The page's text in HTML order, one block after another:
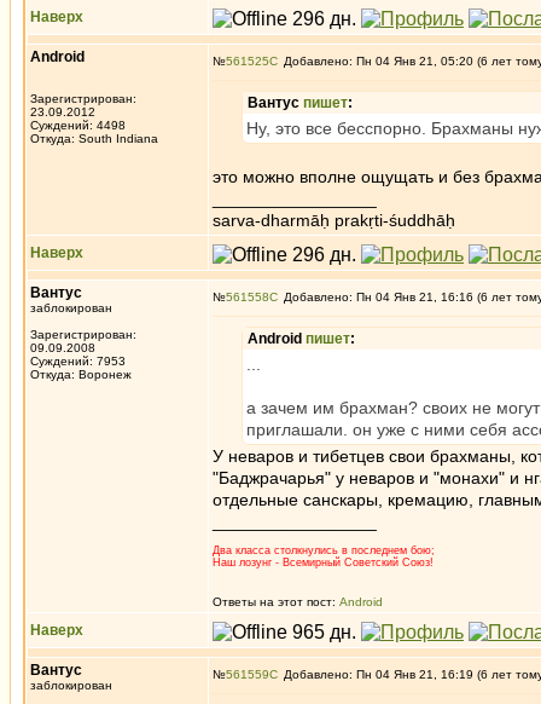
Наверх
Android
Зарегистрирован:
23.09.2012
Суждений: 4498
Откуда: South Indiana
№561525 Добавлено: Пн 04 Янв 21, 05:20 (6 лет
Вантус пишет:
Ну, это все бесспорно. Брахманы
это можно вполне ощущать и без
sarva-dharmāḥ prakṛti-śuddhāḥ
Наверх
Вантус
заблокирован
Зарегистрирован:
09.09.2008
Суждений: 7953
Откуда: Воронеж
№561558 Добавлено: Пн 04 Янв 21, 16:16 (6 лет
Android пишет:
а зачем им брахман? своих не
приглашали. он уже с ними себя
У неваров и тибетцев свои брахманы,
"Баджрачарья" у неваров и "монахи" и
отдельные санскары, кремацию,
Два класса столкнулись в последнем бою;
Наш лозунг - Всемирный Советский Союз!
Ответы на этот пост: Android
Наверх
Вантус
заблокирован
№561559 Добавлено: Пн 04 Янв 21, 16:19 (6 лет